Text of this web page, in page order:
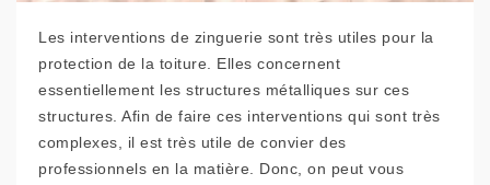
Les interventions de zinguerie sont très utiles pour la
protection de la toiture. Elles concernent
essentiellement les structures métalliques sur ces
structures. Afin de faire ces interventions qui sont très
complexes, il est très utile de convier des
professionnels en la matière. Donc, on peut vous